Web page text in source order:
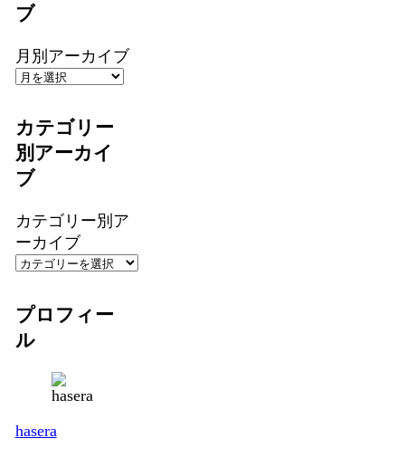
ブ
月別アーカイブ
カテゴリー
別アーカイ
ブ
カテゴリー別ア
ーカイブ
プロフィー
ル
hasera